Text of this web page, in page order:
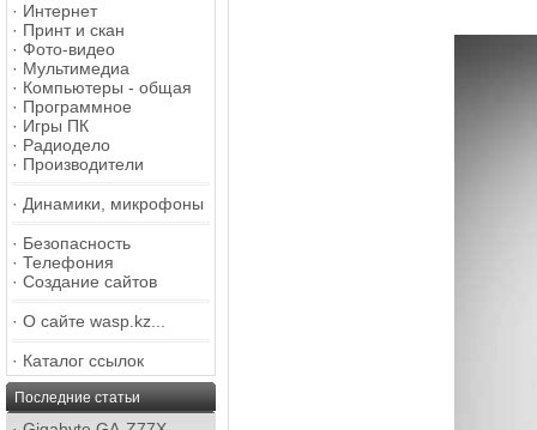
· Интернет
· Принт и скан
· Фото-видео
· Мультимедиа
· Компьютеры - общая
· Программное
· Игры ПК
· Радиодело
· Производители
· Динамики, микрофоны
· Безопасность
· Телефония
· Создание сайтов
· О сайте wasp.kz...
· Каталог ссылок
Последние статьи